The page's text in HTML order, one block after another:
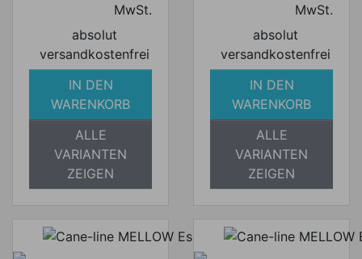
MwSt.
absolut
versandkostenfrei
IN DEN
WARENKORB
ALLE
VARIANTEN
ZEIGEN
MwSt.
absolut
versandkostenfrei
IN DEN
WARENKORB
ALLE
VARIANTEN
ZEIGEN